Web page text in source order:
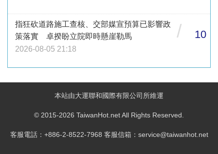
指狂砍道路施工查核、交部媒宣預算已影響政
策落實 卓揆盼立院即時懸崖勒馬
2026-08-05 21:18
/ 10
本站由大運聯和國際有限公司所維運
© 2015-2026 TaiwanHot.net All Rights Reserved.
客服電話：+886-2-8522-7968 客服信箱：service@taiwanhot.net